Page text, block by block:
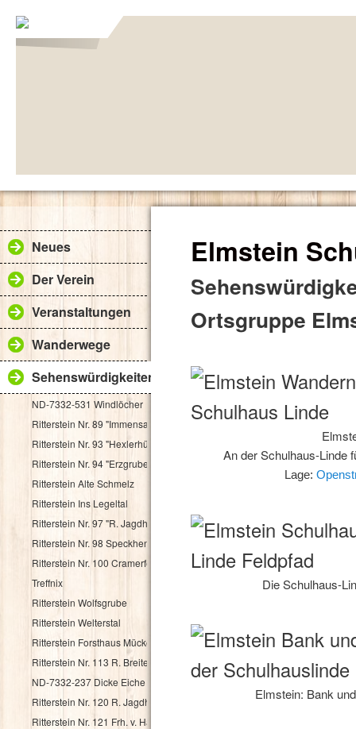
Neues
Der Verein
Veranstaltungen
Wanderwege
Sehenswürdigkeiten
ND-7332-531 Windlöcher
Ritterstein Nr. 89 "Immensack"
Ritterstein Nr. 93 "Hexlerhütte"
Ritterstein Nr. 94 "Erzgruben"
Ritterstein Alte Schmelz
Ritterstein Ins Legeltal
Ritterstein Nr. 97 "R. Jagdhaus"
Ritterstein Nr. 98 Speckhenrich
Ritterstein Nr. 100 Cramerfels
Treffnix
Ritterstein Wolfsgrube
Ritterstein Welterstal
Ritterstein Forsthaus Mückenwies
Ritterstein Nr. 113 R. Breitenstein 500 Schr.
ND-7332-237 Dicke Eiche
Ritterstein Nr. 120 R. Jagdhaus Breitscheid
Ritterstein Nr. 121 Frh. v. Haacke Holsriese
Elmstein
Ortsgruppe
An der Schulhaus-Linde
Lage:
Die Schulhaus-
Elmstein: Bank